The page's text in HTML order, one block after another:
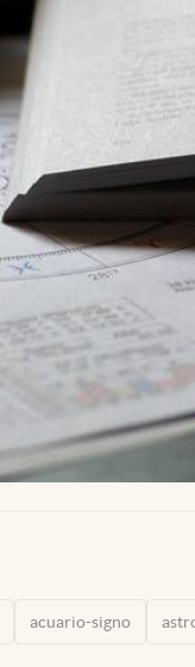
acuario-signo